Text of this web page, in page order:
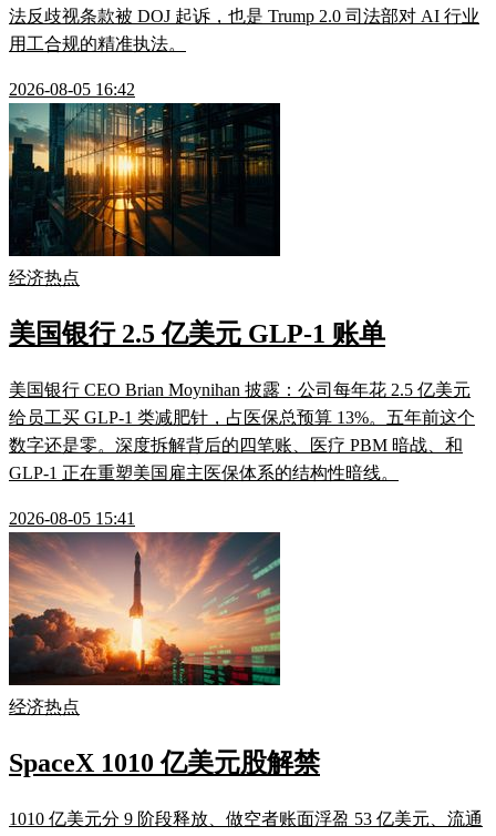
法反歧视条款被 DOJ 起诉，也是 Trump 2.0 司法部对 AI 行业
用工合规的精准执法。
2026-08-05 16:42
经济热点
美国银行 2.5 亿美元 GLP-1 账单
美国银行 CEO Brian Moynihan 披露：公司每年花 2.5 亿美元
给员工买 GLP-1 类减肥针，占医保总预算 13%。五年前这个
数字还是零。深度拆解背后的四笔账、医疗 PBM 暗战、和
GLP-1 正在重塑美国雇主医保体系的结构性暗线。
2026-08-05 15:41
经济热点
SpaceX 1010 亿美元股解禁
1010 亿美元分 9 阶段释放、做空者账面浮盈 53 亿美元、流通